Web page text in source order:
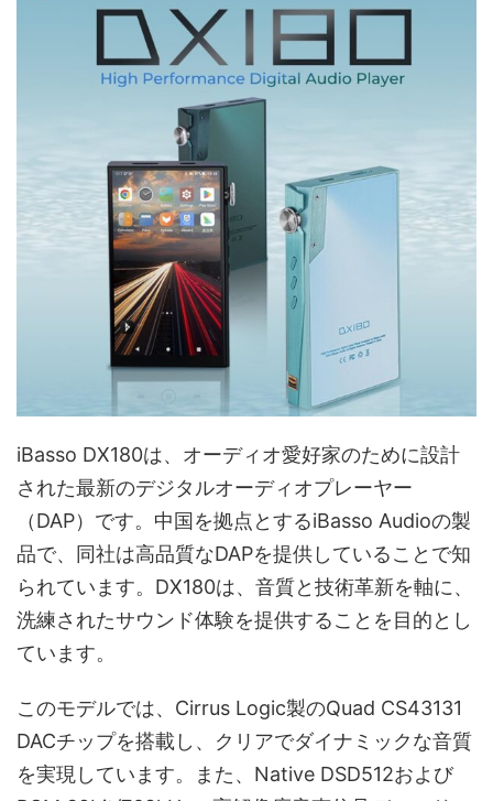
iBasso DX180は、オーディオ愛好家のために設計
された最新のデジタルオーディオプレーヤー
（DAP）です。中国を拠点とするiBasso Audioの製
品で、同社は高品質なDAPを提供していることで知
られています。DX180は、音質と技術革新を軸に、
洗練されたサウンド体験を提供することを目的とし
ています。
このモデルでは、Cirrus Logic製のQuad CS43131
DACチップを搭載し、クリアでダイナミックな音質
を実現しています。また、Native DSD512および